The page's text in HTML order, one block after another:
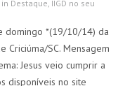
Destaque IIGD no seu
domingo *(19/10/14) da
Criciúma/SC. Mensagem
Jesus veio cumprir a
disponíveis no site